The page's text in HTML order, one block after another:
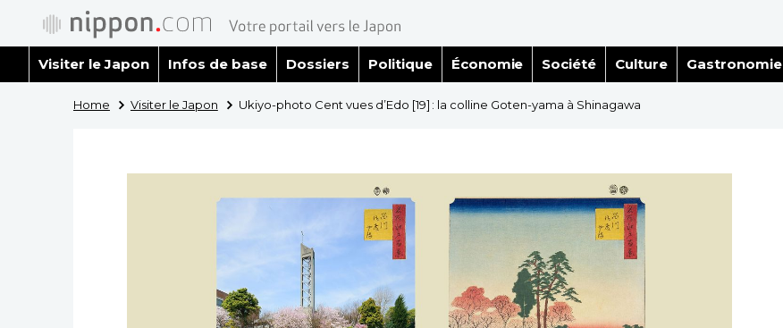
Visiter le Japon Infos de base Dossiers Politique Économie Société Culture Gastronomie
Home Visiter le Japon Ukiyo-photo Cent vues d’Edo [19] : la colline Goten-yama à Shinagawa